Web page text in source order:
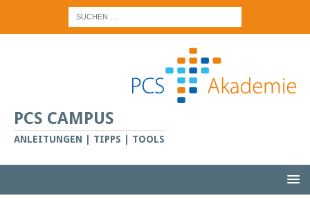
PCS CAMPUS
ANLEITUNGEN | TIPPS | TOOLS